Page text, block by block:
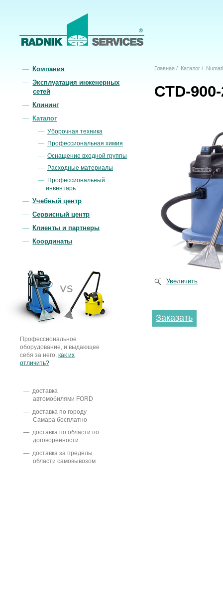
Компания
Эксплуатация инженерных
сетей
Клининг
Каталог
Уборочная техника
Профессиональная химия
Оснащение входной группы
Расходные материалы
Профессиональный
инвентарь
Учебный центр
Сервисный центр
Клиенты и партнеры
Координаты
Профессиональное
оборудование, и выдающее
себя за него, как их
отличить?
доставка
автомобилями FORD
доставка по городу
Самара бесплатно
доставка по области по
договоренности
доставка за пределы
области самовывозом
Главная / Каталог /
CTD-
Увеличить
Заказать